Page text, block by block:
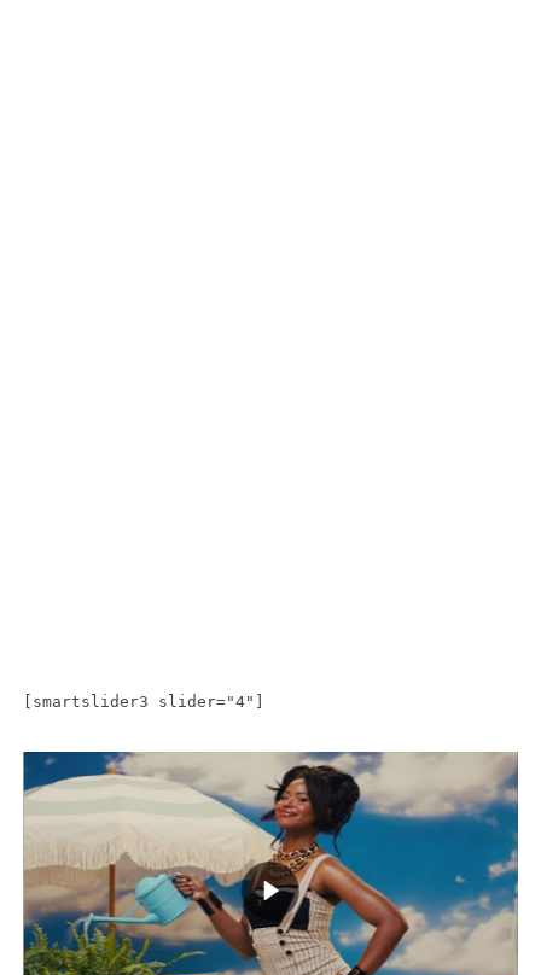
[smartslider3 slider="4"]